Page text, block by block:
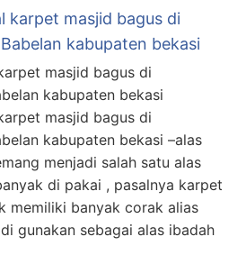
karpet masjid bagus di
kabupaten bekasi
masjid bagus di
kabupaten bekasi
masjid bagus di
kabupaten bekasi –alas
menjadi salah satu alas
di pakai , pasalnya karpet
memiliki banyak corak alias
gunakan sebagai alas ibadah